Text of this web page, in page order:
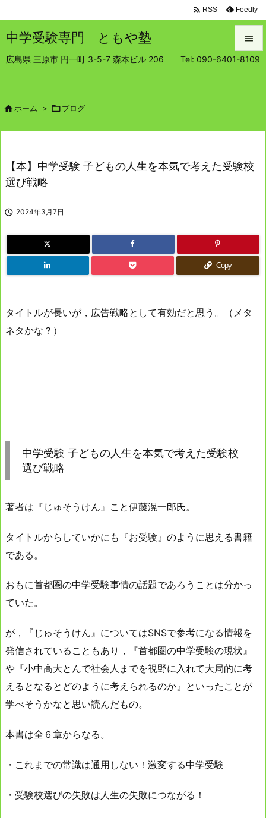
中学受験専門 ともや塾
広島県 三原市 円一町 3-5-7 森本ビル 206 Tel: 090-6401-8109


次へ
 RSS Feedly
 ホーム > ブログ
【本】中学受験 子どもの人生を本気で考えた受験校
選び戦略
 2024年3月7日
Copy
タイトルが長いが，広告戦略として有効だと思う。（メタ
ネタかな？）
中学受験 子どもの人生を本気で考えた受験校
選び戦略
著者は『じゅそうけん』こと伊藤滉一郎氏。
タイトルからしていかにも『お受験』のように思える書籍
である。
おもに首都圏の中学受験事情の話題であろうことは分かっ
ていた。
が，『じゅそうけん』についてはSNSで参考になる情報を
発信されていることもあり，『首都圏の中学受験の現状』
や『小中高大とんで社会人までを視野に入れて大局的に考
えるとなるとどのように考えられるのか』といったことが
学べそうかなと思い読んだもの。
本書は全６章からなる。
・これまでの常識は通用しない！激変する中学受験
・受験校選びの失敗は人生の失敗につながる！